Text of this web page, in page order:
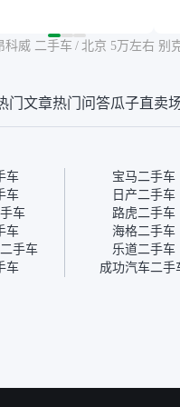
，车价贵点也正常，毕
障。其他平台上很多
钱买个放心。从个人
科威 二手车 / 北京 5万左右 别
门文章热门问答瓜子直卖
车 宝马二手车
车 日产二手车
车 路虎二手车
车 海格二手车
手车 乐道二手车
车 成功汽车二手